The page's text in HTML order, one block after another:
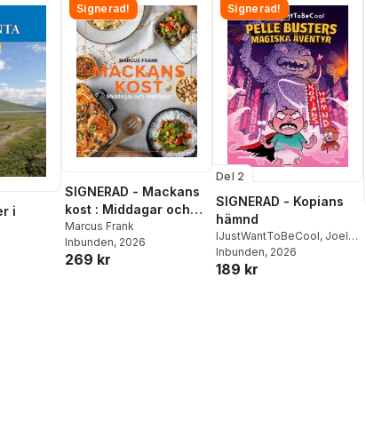
i
Totalt antal röster:
Signerad!
SIGNERAD - Mackans
kost : Middagar och
matlådor
Marcus Frank
Inbunden, 2026
269 kr
Signerad!
Del 2
SIGNERAD - Kopians
hämnd
IJustWantToBeCool, Joel
Adolphson,Emil Ejdemo
Beer ,Victor Beer
Inbunden, 2026
189 kr